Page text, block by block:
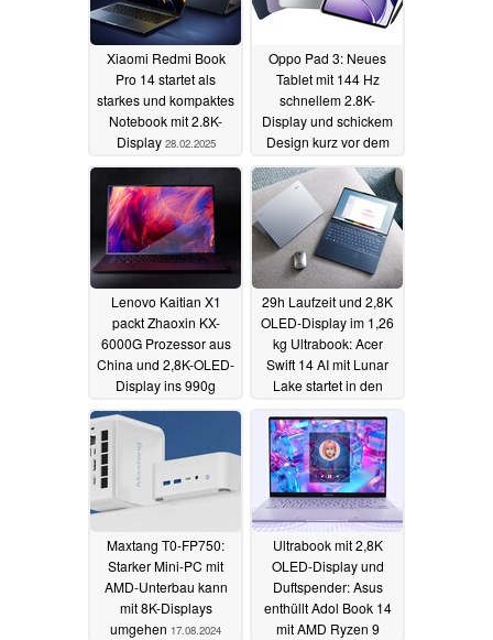
Xiaomi Redmi Book
Pro 14 startet als
starkes und kompaktes
Notebook mit 2.8K-
Display 28.02.2025
Oppo Pad 3: Neues
Tablet mit 144 Hz
schnellem 2.8K-
Display und schickem
Design kurz vor dem
Launch enthüllt
15.11.2024
Lenovo Kaitian X1
packt Zhaoxin KX-
6000G Prozessor aus
China und 2,8K-OLED-
Display ins 990g
Ultrabook15.11.2024
29h Laufzeit und 2,8K
OLED-Display im 1,26
kg Ultrabook: Acer
Swift 14 AI mit Lunar
Lake startet in den
Verkauf
22.10.2024
Maxtang T0-FP750:
Starker Mini-PC mit
AMD-Unterbau kann
mit 8K-Displays
umgehen 17.08.2024
Ultrabook mit 2,8K
OLED-Display und
Duftspender: Asus
enthüllt Adol Book 14
mit AMD Ryzen 9